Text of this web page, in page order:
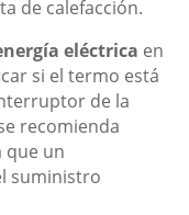
de calefacción.
eléctrica en
si el termo está
de la
recomienda
que un
suministro